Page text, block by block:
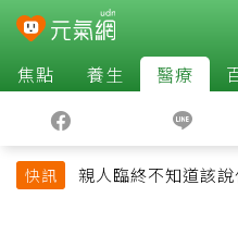
焦點 養生 醫療
快訊
親人臨終不知道該